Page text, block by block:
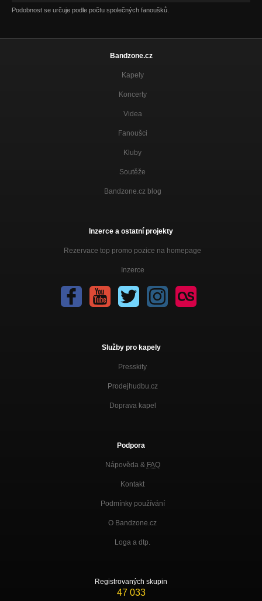
Podobnost se určuje podle počtu společných fanoušků.
Bandzone.cz
Kapely
Koncerty
Videa
Fanoušci
Kluby
Soutěže
Bandzone.cz blog
Inzerce a ostatní projekty
Rezervace top promo pozice na homepage
Inzerce
Služby pro kapely
Presskity
Prodejhudbu.cz
Doprava kapel
Podpora
Nápověda & FAQ
Kontakt
Podmínky používání
O Bandzone.cz
Loga a dtp.
Registrovaných skupin
47 033